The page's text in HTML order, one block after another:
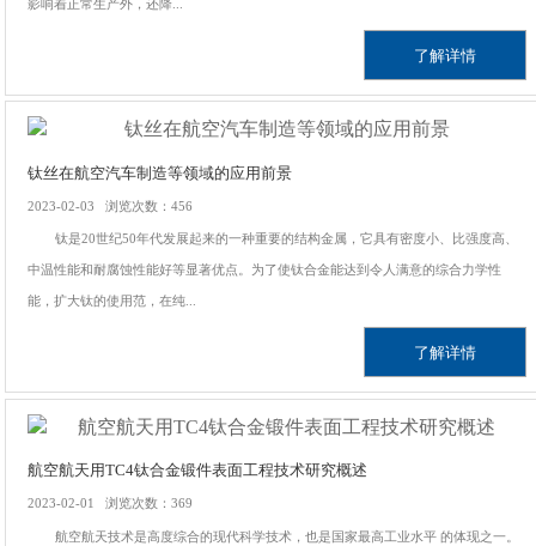
影响着正常生产外，还降...
了解详情
钛丝在航空汽车制造等领域的应用前景
2023-02-03 浏览次数：456
钛是20世纪50年代发展起来的一种重要的结构金属，它具有密度小、比强度高、
中温性能和耐腐蚀性能好等显著优点。为了使钛合金能达到令人满意的综合力学性
能，扩大钛的使用范，在纯...
了解详情
航空航天用TC4钛合金锻件表面工程技术研究概述
2023-02-01 浏览次数：369
航空航天技术是高度综合的现代科学技术，也是国家最高工业水平 的体现之一。